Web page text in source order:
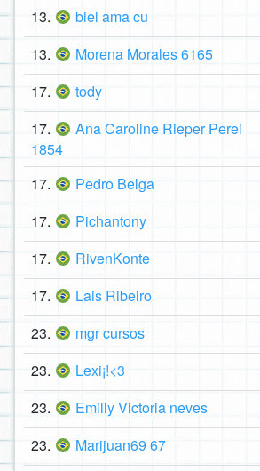
13. biel ama cu
13. Morena Morales 6165
17. tody
17.
Ana Caroline Rieper Perei
1854
17. Pedro Belga
17. Pichantony
17. RivenKonte
17. Lais Ribeiro
23. mgr cursos
23. Lexi¡!<3
23. Emilly Victoria neves
23. Marijuan69 67